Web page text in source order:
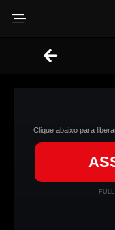
Clique abaixo para